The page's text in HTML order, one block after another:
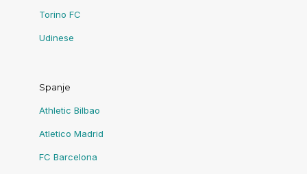
Torino FC
Udinese
Spanje
Athletic Bilbao
Atletico Madrid
FC Barcelona